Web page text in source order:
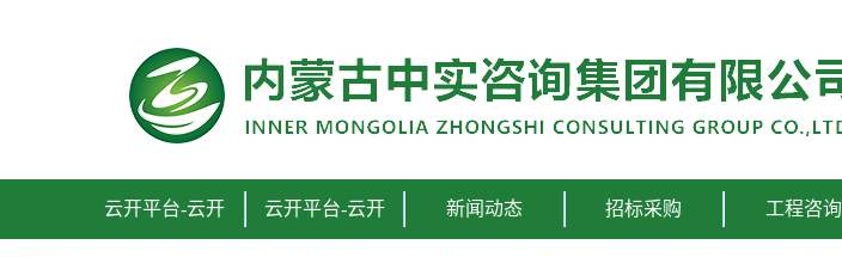
云开平台-云开 云开平台-云开 新闻动态 招标采购 工程咨询